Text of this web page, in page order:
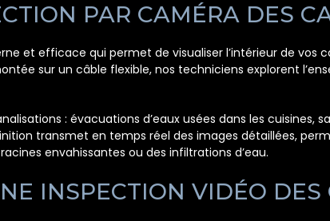
PAR CAMÉRA DES
et efficace qui permet de visualiser l’intérieur de vos
sur un câble flexible, nos techniciens explorent
: évacuations d’eaux usées dans les cuisines,
transmet en temps réel des images détaillées,
envahissantes ou des infiltrations d’eau.
INSPECTION VIDÉO